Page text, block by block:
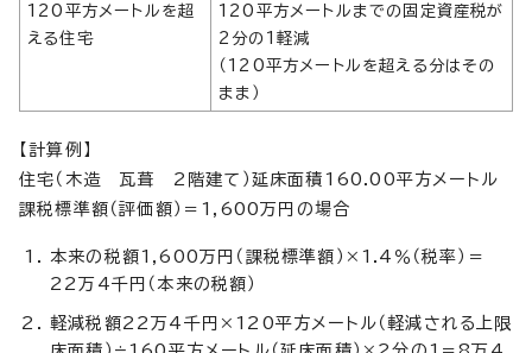
120平方メートルを超
える住宅
120平方メートルまでの固定資産税が
2分の1軽減
（120平方メートルを超える分はその
まま）
【計算例】
住宅（木造 瓦葺 2階建て）延床面積160.00平方メートル
課税標準額（評価額）＝1,600万円の場合
本来の税額1,600万円（課税標準額）×1.4％（税率）＝
22万4千円（本来の税額）
軽減税額22万4千円×120平方メートル（軽減される上限